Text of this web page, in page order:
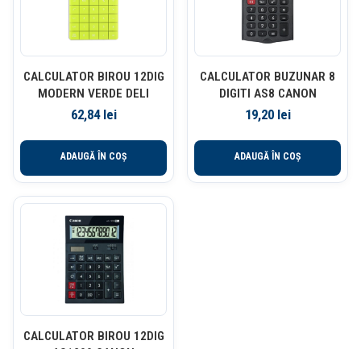
CALCULATOR BIROU 12DIG
MODERN VERDE DELI
62,84 lei
ADAUGĂ ÎN COȘ
CALCULATOR BUZUNAR 8
DIGITI AS8 CANON
19,20 lei
ADAUGĂ ÎN COȘ
CALCULATOR BIROU 12DIG